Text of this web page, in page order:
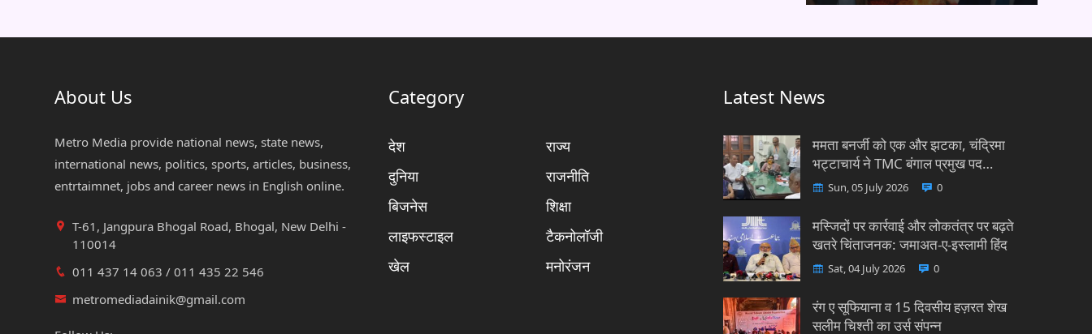
About Us
Metro Media provide national news, state news,
international news, politics, sports, articles, business,
entrtaimnet, jobs and career news in English online.
T-61, Jangpura Bhogal Road, Bhogal, New Delhi -
110014
011 437 14 063 / 011 435 22 546
metromediadainik@gmail.com
Category
देश
राज्य
दुनिया
राजनीति
बिजनेस
शिक्षा
लाइफस्टाइल
टैकनोलॉजी
खेल
मनोरंजन
Latest News
ममता बनर्जी को एक और झटका, चंद्रिमा
भट्टाचार्य ने TMC बंगाल प्रमुख पद…
Sun, 05 July 2026 0
मस्जिदों पर कार्रवाई और लोकतंत्र पर बढ़ते
खतरे चिंताजनक: जमाअत-ए-इस्लामी हिंद
Sat, 04 July 2026 0
रंग ए सूफियाना व 15 दिवसीय हज़रत शेख
सलीम चिश्ती का उर्स संपन्न